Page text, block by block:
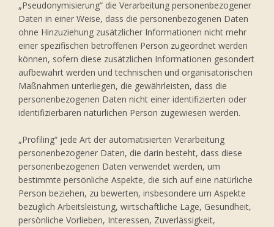
„Pseudonymisierung“ die Verarbeitung personenbezogener
Daten in einer Weise, dass die personenbezogenen Daten
ohne Hinzuziehung zusätzlicher Informationen nicht mehr
einer spezifischen betroffenen Person zugeordnet werden
können, sofern diese zusätzlichen Informationen gesondert
aufbewahrt werden und technischen und organisatorischen
Maßnahmen unterliegen, die gewährleisten, dass die
personenbezogenen Daten nicht einer identifizierten oder
identifizierbaren natürlichen Person zugewiesen werden.
„Profiling“ jede Art der automatisierten Verarbeitung
personenbezogener Daten, die darin besteht, dass diese
personenbezogenen Daten verwendet werden, um
bestimmte persönliche Aspekte, die sich auf eine natürliche
Person beziehen, zu bewerten, insbesondere um Aspekte
bezüglich Arbeitsleistung, wirtschaftliche Lage, Gesundheit,
persönliche Vorlieben, Interessen, Zuverlässigkeit,